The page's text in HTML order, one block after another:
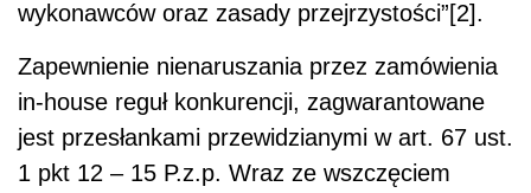
wykonawców oraz zasady przejrzystości”[2].
Zapewnienie nienaruszania przez zamówienia
in-house reguł konkurencji, zagwarantowane
jest przesłankami przewidzianymi w art. 67 ust.
1 pkt 12 – 15 P.z.p. Wraz ze wszczęciem